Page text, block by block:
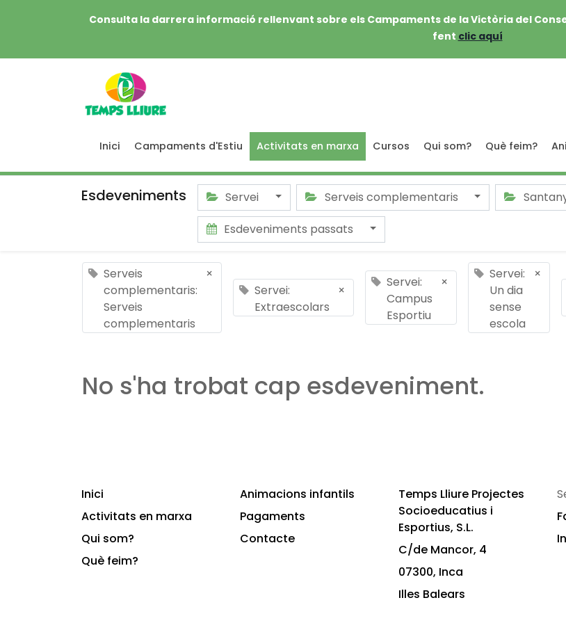
Consulta la darrera informació rellenvant sobre els Campaments de la Victòria del
fent clic aquí
Inici Campaments d'Estiu Activitats en marxa Cursos Qui som? Què feim?
Esdeveniments Servei Serveis complementaris
Esdeveniments passats
Serveis
complementaris:
Serveis
complementaris
×
Servei:
Extraescolars
×
Servei:
Campus
Esportiu
×
Servei:
Un dia
sense
escola
×
No s'ha trobat cap esdeveniment.
Inici
Activitats en marxa
Qui som?
Què feim?
Animacions infantils
Pagaments
Contacte
Temps Lliure Projectes
Socioeducatius i
Esportius, S.L.
C/de Mancor, 4
07300, Inca
Illes Balears